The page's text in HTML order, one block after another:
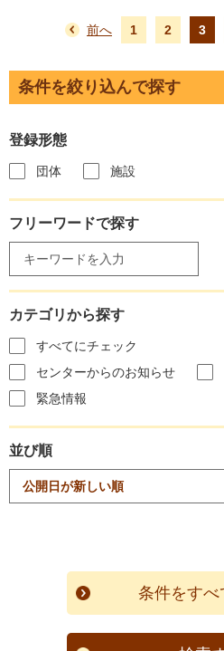
前へ 1 2 3
条件を絞り込んで探す
登録形態
団体 施設
フリーワードで探す
カテゴリから探す
すべてにチェック
センターからのお知らせ
緊急情報
並び順